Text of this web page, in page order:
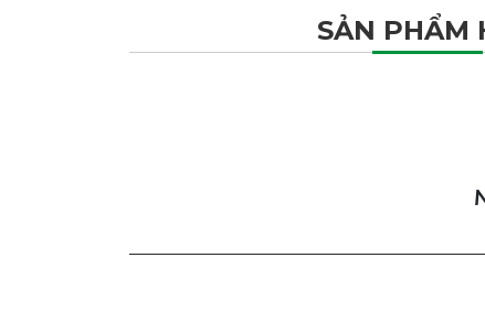
SẢN PHẨM